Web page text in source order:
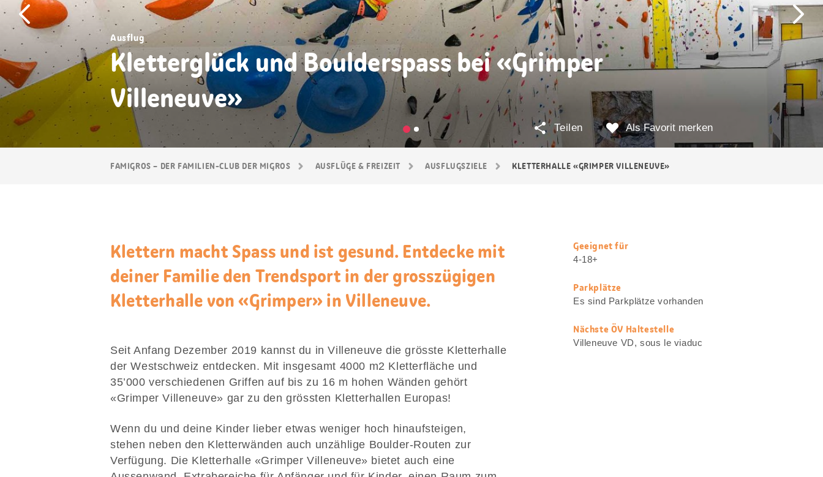
FAMIGROS – DER FAMILIEN-CLUB DER MIGROS AUSFLÜGE & FREIZEIT AUSFLUGSZIELE KLETTERHALLE «GRIMPER VILLENEUVE»
Ausflug
Kletterglück und Boulderspass bei «Grimper
Villeneuve»
Als Favorit merken
Teilen
Klettern macht Spass und ist gesund. Entdecke mit
deiner Familie den Trendsport in der grosszügigen
Kletterhalle von «Grimper» in Villeneuve.
Seit Anfang Dezember 2019 kannst du in Villeneuve die grösste Kletterhalle
der Westschweiz entdecken. Mit insgesamt 4000 m2 Kletterfläche und
35’000 verschiedenen Griffen auf bis zu 16 m hohen Wänden gehört
«Grimper Villeneuve» gar zu den grössten Kletterhallen Europas!
Wenn du und deine Kinder lieber etwas weniger hoch hinaufsteigen,
stehen neben den Kletterwänden auch unzählige Boulder-Routen zur
Verfügung. Die Kletterhalle «Grimper Villeneuve» bietet auch eine
Nützliche
Informationen
Geeignet für
4-18+
Parkplätze
Es sind Parkplätze vorhanden
Nächste ÖV Haltestelle
Villeneuve VD, sous le viaduc